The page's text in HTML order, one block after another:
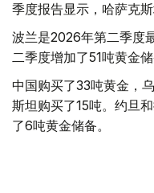
季度报告显示，哈萨克
波兰是2026年第二季度
二季度增加了51吨黄金储
中国购买了33吨黄金，
斯坦购买了15吨。约旦
了6吨黄金储备。